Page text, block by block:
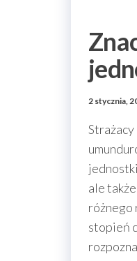
2 stycznia,
ale
różnego
stopień